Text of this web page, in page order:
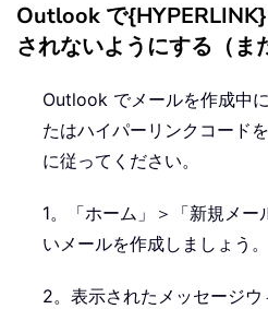
Outlook で
されないようにする（ま
Outlook でメールを作成中
たはハイパーリンクコード
に従ってください。
1。「ホーム」＞「新規メ
いメールを作成しましょう。
2。表示されたメッセージウ